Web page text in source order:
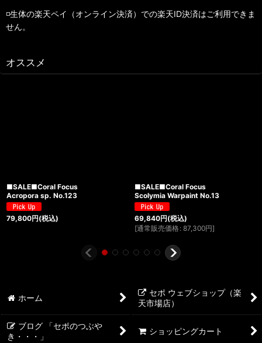
◽️生体の楽天ペイ（オンライン決済）での楽天ID決済はご利用できま
せん。
オススメ
■SALE■Coral Focus
Acropora sp. No.123
79,800円(税込)
■SALE■Coral Focus
Scolymia Warpaint No.13
69,840円(税込)
[通常販売価格 : 87,300円]
ホーム
セポ ウェブショップ（楽
天市場店）
ブログ 「セポのつぶや
き・・・」
ショッピングカート